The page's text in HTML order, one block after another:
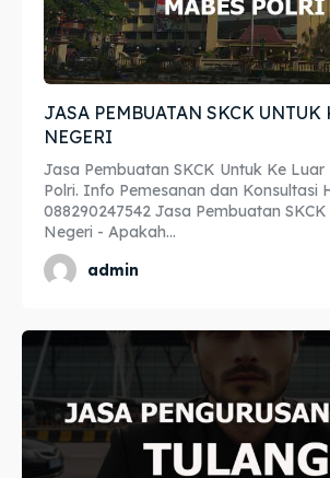
Apostille
Penerjemah
Asuransi
Blog
Apostille
Penerjemah
Asuransi
Blog
JASA PEMBUATAN SKCK UNTUK
NEGERI
Jasa Pembuatan SKCK Untuk Ke
Polri. Info Pemesanan dan Konsultasi
088290247542 Jasa Pembuatan SKCK Untuk Ke Luar
Negeri - Apakah...
admin